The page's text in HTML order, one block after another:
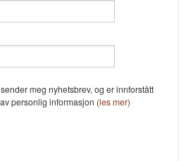
bruker cookies slik at
hovedsaklig til å lagre
og huske hva du
bruke siden som normalt
meg nyhetsbrev, og er innforstått
personlig informasjon (les mer)